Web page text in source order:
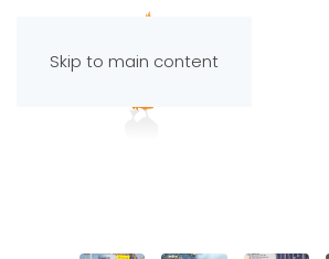
Skip to main content